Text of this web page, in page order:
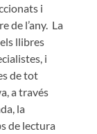
i
de l’any. La
llibres
i
de tot
a través
la
de lectura